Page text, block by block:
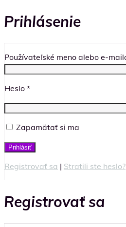
Prihlásenie
Používateľské meno alebo e-
Heslo *
Zapamätať si ma
Registrovať sa | Stratili ste heslo?
Registrovať sa